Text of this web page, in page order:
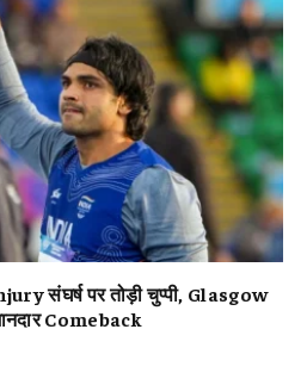
संघर्ष पर तोड़ी चुप्पी, Glasgow
Comeback